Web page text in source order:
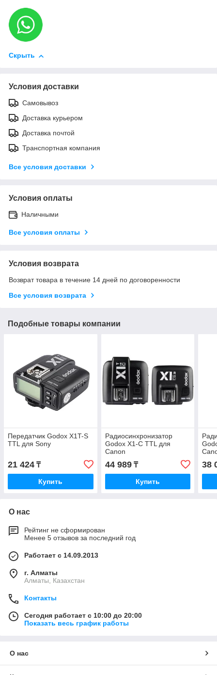
Скрыть
Условия доставки
Самовывоз
Доставка курьером
Доставка почтой
Транспортная компания
Все условия доставки
Условия оплаты
Наличными
Все условия оплаты
Условия возврата
Возврат товара в течение 14 дней по договоренности
Все условия возврата
Подобные товары компании
Передатчик Godox X1T-S
TTL для Sony
21 424 ₸
Купить
Радиосинхронизатор
Godox X1-C TTL для
Canon
44 989₸
Купить
38
О нас
Рейтинг не сформирован
Менее 5 отзывов за последний год
Работает с 14.09.2013
г. Алматы
Алматы, Казахстан
Контакты
Сегодня работает с 10:00 до 20:00
Показать весь график работы
О нас